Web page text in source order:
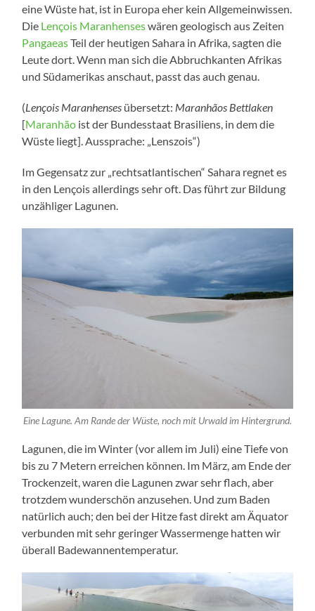
eine Wüs­te hat, ist in Euro­pa eher kein All­ge­mein­wis­sen.
Die Len­çois Maran­hen­seswären geo­lo­gisch aus Zei­ten
Pan­gae­asTeil der heu­ti­gen Saha­ra in Afri­ka, sag­ten die
Leu­te dort. Wenn man sich die Abbruch­kan­ten Afri­kas
und Süd­ame­ri­kas anschaut, passt das auch genau.
(Len­çois Maran­hen­ses über­setzt: Maran­hãos Bett­la­ken
[Maran­hão ist der Bun­des­staat Bra­si­li­ens, in dem die
Wüs­te liegt]. Aus­spra­che: „Lens­zois“)
Im Gegen­satz zur „rechts­at­lan­ti­schen“ Saha­ra reg­net es
in den Len­çois aller­dings sehr oft. Das führt zur Bil­dung
unzäh­li­ger Lagunen.
Eine Lagu­ne. Am Ran­de der Wüs­te, noch mit Urwald im Hintergrund.
Lagu­nen, die im Win­ter (vor allem im Juli) eine Tie­fe von
bis zu 7 Metern errei­chen kön­nen. Im März, am Ende der
Tro­cken­zeit, waren die Lagu­nen zwar sehr flach, aber
trotz­dem wun­der­schön anzu­se­hen. Und zum Baden
natür­lich auch; den bei der Hit­ze fast direkt am Äqua­tor
ver­bun­den mit sehr gerin­ger Was­ser­men­ge hat­ten wir
über­all Badewannentemperatur.